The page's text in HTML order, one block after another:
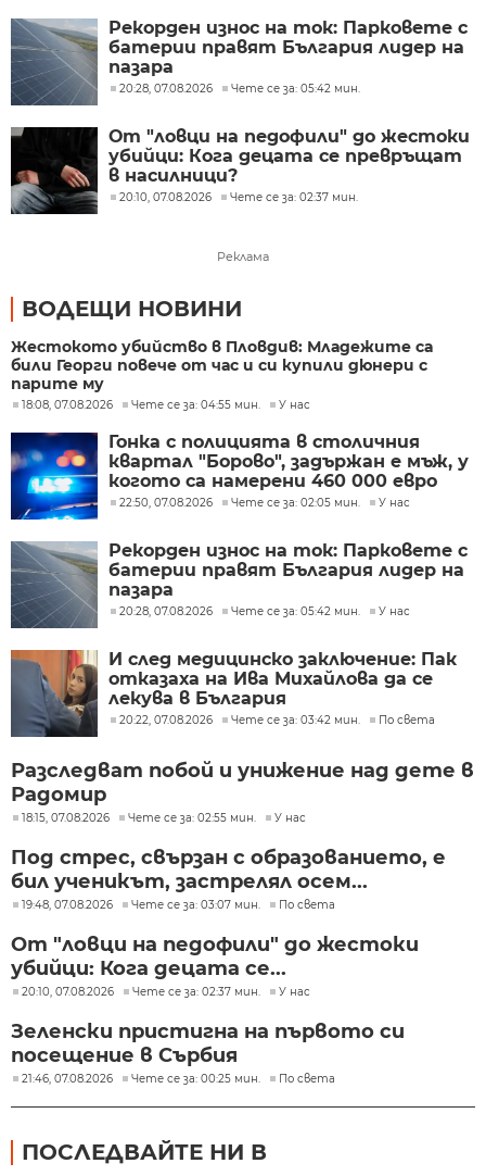
Рекорден износ на ток: Парковете с
батерии правят България лидер на
пазара
20:28, 07.08.2026 Чете се за: 05:42 мин.
От "ловци на педофили" до жестоки
убийци: Кога децата се превръщат
в насилници?
20:10, 07.08.2026 Чете се за: 02:37 мин.
Реклама
ВОДЕЩИ НОВИНИ
Жестокото убийство в Пловдив: Младежите са
били Георги повече от час и си купили дюнери с
парите му
18:08, 07.08.2026 Чете се за: 04:55 мин. У нас
Гонка с полицията в столичния
квартал "Борово", задържан е мъж, у
когото са намерени 460 000 евро
22:50, 07.08.2026 Чете се за: 02:05 мин. У нас
Рекорден износ на ток: Парковете с
батерии правят България лидер на
пазара
20:28, 07.08.2026 Чете се за: 05:42 мин. У нас
И след медицинско заключение: Пак
отказаха на Ива Михайлова да се
лекува в България
20:22, 07.08.2026 Чете се за: 03:42 мин. По света
Разследват побой и унижение над дете в
Радомир
18:15, 07.08.2026 Чете се за: 02:55 мин. У нас
Под стрес, свързан с образованието, е
бил ученикът, застрелял осем...
19:48, 07.08.2026 Чете се за: 03:07 мин. По света
От "ловци на педофили" до жестоки
убийци: Кога децата се...
20:10, 07.08.2026 Чете се за: 02:37 мин. У нас
Зеленски пристигна на първото си
посещение в Сърбия
21:46, 07.08.2026 Чете се за: 00:25 мин. По света
ПОСЛЕДВАЙТЕ НИ В